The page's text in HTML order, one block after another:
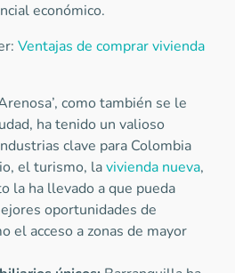
económico.
Ventajas de comprar vivienda
como también se le
ha tenido un valioso
clave para Colombia
el turismo, lavivienda nueva,
la ha llevado a que pueda
oportunidades de
el acceso a zonas de mayor